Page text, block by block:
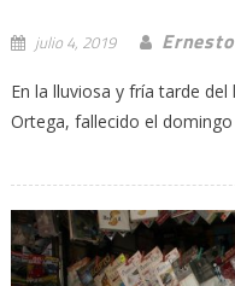
julio 4, 2019
En la lluviosa y fría tarde
Ortega, fallecido el domingo